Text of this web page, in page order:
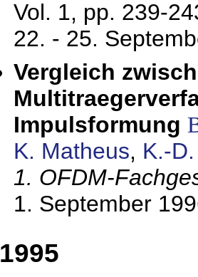
Vol. 1, pp. 239-
22. - 25.
Vergleich
Impulsformung
K. Matheus, K.-
1. OFDM-
1. September
1995